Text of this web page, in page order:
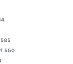
585
550